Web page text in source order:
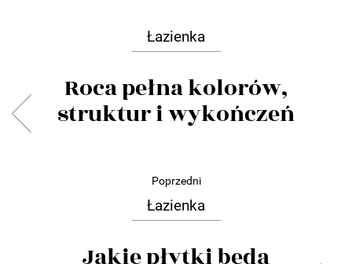
Łazienka
Roca pełna kolorów,
struktur i wykończeń
Poprzedni
Łazienka
Jakie płytki będą